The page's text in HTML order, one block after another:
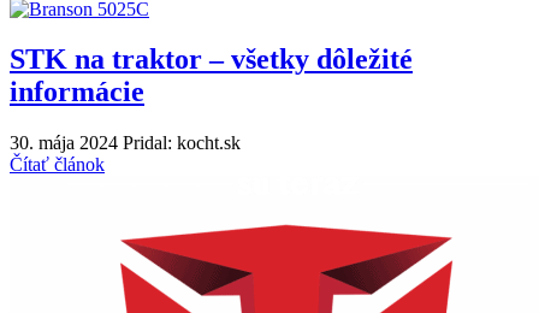
STK na traktor – všetky dôležité
informácie
30. mája 2024 Pridal: kocht.sk
Čítať článok